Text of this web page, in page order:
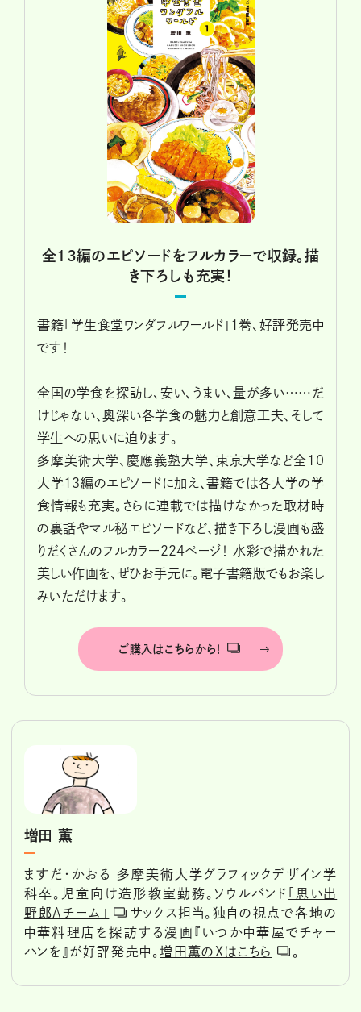
全13編のエピソードをフルカラーで収録。描
き下ろしも充実！
書籍「学生食堂ワンダフルワールド」1巻、好評発売中
です！
全国の学食を探訪し、安い、うまい、量が多い……だ
けじゃない、奥深い各学食の魅力と創意工夫、そして
学生への思いに迫ります。
多摩美術大学、慶應義塾大学、東京大学など全10
大学13編のエピソードに加え、書籍では各大学の学
食情報も充実。さらに連載では描けなかった取材時
の裏話やマル秘エピソードなど、描き下ろし漫画も盛
りだくさんのフルカラー224ページ！ 水彩で描かれた
美しい作画を、ぜひお手元に。電子書籍版でもお楽し
みいただけます。
ご購入はこちらから！
増田 薫
ますだ・かおる 多摩美術大学グラフィックデザイン学
科卒。児童向け造形教室勤務。ソウルバンド
「思い出
野郎Aチーム」
サックス担当。独自の視点で各地の
中華料理店を探訪する漫画『いつか中華屋でチャー
ハンを』が好評発売中。増田薫のXはこちら 。